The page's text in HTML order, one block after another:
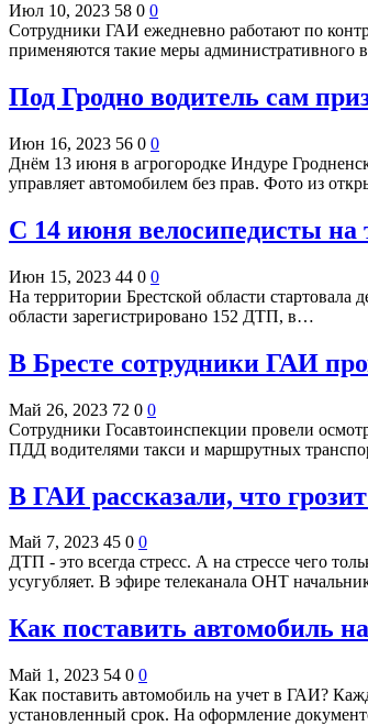
Июл 10, 2023 58 0 0
Сотрудники ГАИ ежедневно работают по
применяются такие меры административного
Под Гродно водитель сам
Июн 16, 2023 56 0 0
Днём 13 июня в агрогородке Индуре
управляет автомобилем без прав. Фото из
С 14 июня велосипедисты на
Июн 15, 2023 44 0 0
На территории Брестской области
области зарегистрировано 152 ДТП, в…
В Бресте сотрудники ГАИ
Май 26, 2023 72 0 0
Сотрудники Госавтоинспекции провели
ПДД водителями такси и маршрутных
В ГАИ рассказали, что
Май 7, 2023 45 0 0
ДТП - это всегда стресс. А на стрессе чего
усугубляет. В эфире телеканала ОНТ
Как поставить автомобиль
Май 1, 2023 54 0 0
Как поставить автомобиль на учет в ГАИ?
установленный срок. На оформление